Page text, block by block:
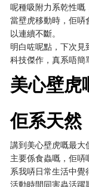
呢種吸附力系乾性嘅
當壁虎移動時，佢
以連續不斷。
明白咗呢點，下次
科技傑作，真系唔簡
美心壁虎
佢系天然
講到美心壁虎嘅最
主要係食蟲嘅，佢
系我哢日常生活中覺
活動時間同害蟲活躍